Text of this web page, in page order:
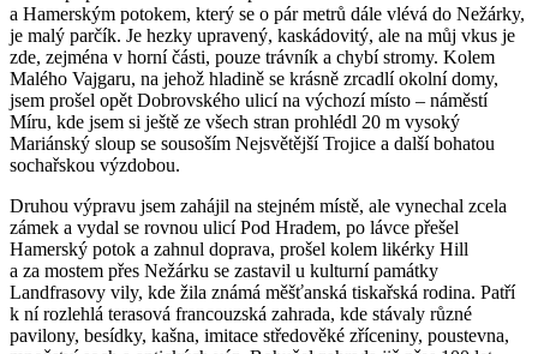
a Hamerským potokem, který se o pár metrů dále vlévá do Nežárky,
je malý parčík. Je hezky upravený, kaskádovitý, ale na můj vkus je
zde, zejména v horní části, pouze trávník a chybí stromy. Kolem
Malého Vajgaru, na jehož hladině se krásně zrcadlí okolní domy,
jsem prošel opět Dobrovského ulicí na výchozí místo – náměstí
Míru, kde jsem si ještě ze všech stran prohlédl 20 m vysoký
Mariánský sloup se sousoším Nejsvětější Trojice a další bohatou
sochařskou výzdobou.
Druhou výpravu jsem zahájil na stejném místě, ale vynechal zcela
zámek a vydal se rovnou ulicí Pod Hradem, po lávce přešel
Hamerský potok a zahnul doprava, prošel kolem likérky Hill
a za mostem přes Nežárku se zastavil u kulturní památky
Landfrasovy vily, kde žila známá měšťanská tiskařská rodina. Patří
k ní rozlehlá terasová francouzská zahrada, kde stávaly různé
pavilony, besídky, kašna, imitace středověké zříceniny, poustevna,